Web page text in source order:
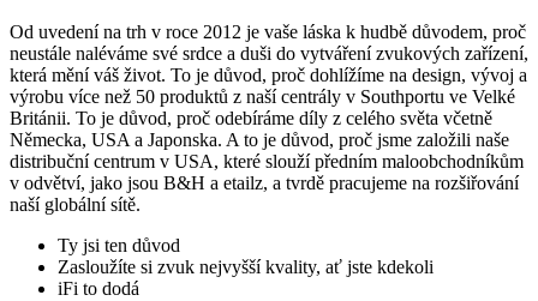
Od uvedení na trh v roce 2012 je vaše láska k hudbě důvodem, proč
neustále naléváme své srdce a duši do vytváření zvukových zařízení,
která mění váš život. To je důvod, proč dohlížíme na design, vývoj a
výrobu více než 50 produktů z naší centrály v Southportu ve Velké
Británii. To je důvod, proč odebíráme díly z celého světa včetně
Německa, USA a Japonska. A to je důvod, proč jsme založili naše
distribuční centrum v USA, které slouží předním maloobchodníkům
v odvětví, jako jsou B&H a etailz, a tvrdě pracujeme na rozšiřování
naší globální sítě.
Ty jsi ten důvod
Zasloužíte si zvuk nejvyšší kvality, ať jste kdekoli
iFi to dodá